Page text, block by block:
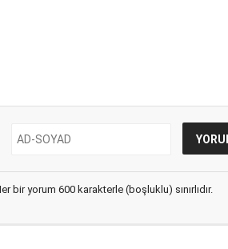
bir yorum 600 karakterle (boşluklu) sınırlıdır.